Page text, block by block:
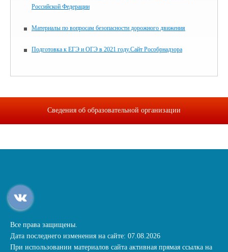
Российской Федерации
Материалы по вопросам безопасности дорожного движения
Подготовка к ЕГЭ и ОГЭ в 2021 году.Сайт Рособрнадзора
Сведения об образовательной организации
Все права защищены.
Дата последнего изменения на сайте: 07.08.2026
При использовании материалов сайта активная прямая ссылка на